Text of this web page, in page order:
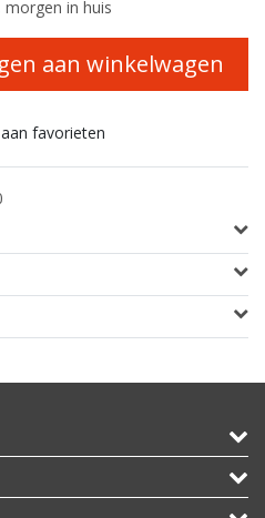
morgen in huis
aan winkelwagen
favorieten